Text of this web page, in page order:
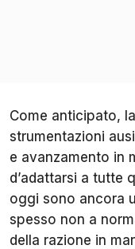
Come anticipato,
strumentazioni
e avanzamento in
d’adattarsi a tutte
oggi sono ancora
spesso non a
della razione in